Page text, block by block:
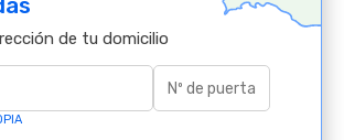
de tu domicilio